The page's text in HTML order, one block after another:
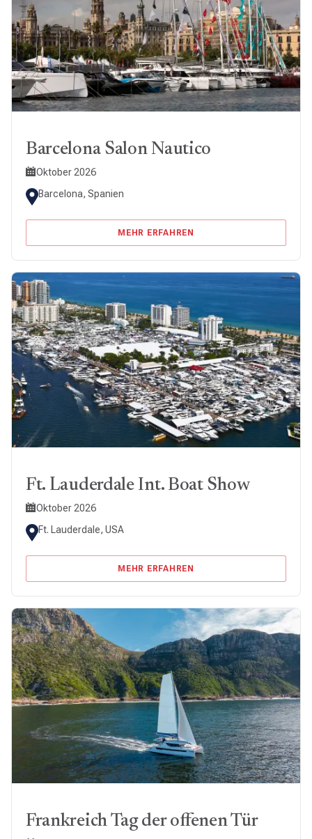
Barcelona Salon Nautico
Oktober 2026
Barcelona, Spanien
MEHR ERFAHREN
Ft. Lauderdale Int. Boat Show
Oktober 2026
Ft. Lauderdale, USA
MEHR ERFAHREN
Frankreich Tag der offenen Tür